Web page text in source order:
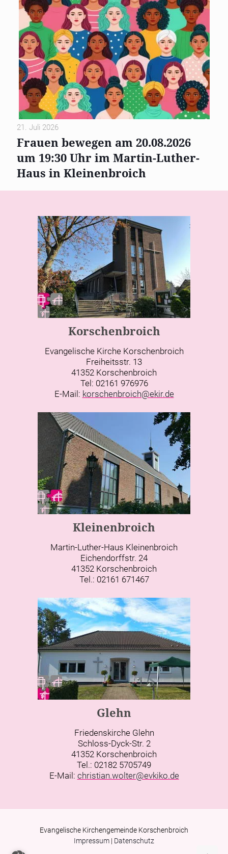
21. Juli 2026
Frauen bewegen am 20.08.2026
um 19:30 Uhr im Martin-Luther-
Haus in Kleinenbroich
Korschenbroich
Evangelische Kirche Korschenbroich
Freiheitsstr. 13
41352 Korschenbroich
Tel: 02161 976976
E-Mail: korschenbroich@ekir.de
Kleinenbroich
Martin-Luther-Haus Kleinenbroich
Eichendorffstr. 24
41352 Korschenbroich
Tel.: 02161 671467
Glehn
Friedenskirche Glehn
Schloss-Dyck-Str. 2
41352 Korschenbroich
Tel.: 02182 5705749
E-Mail: christian.wolter@evkiko.de
Evangelische Kirchengemeinde Korschenbroich
Impressum | Datenschutz